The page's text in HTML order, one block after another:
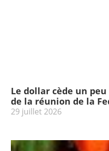
Le dollar cède un
de la réunion de la
29 juillet 2026